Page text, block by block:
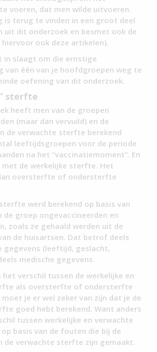
voeren, dat men wilde uitvoeren.
is terug te vinden in een groot deel
uit dit onderzoek en besmet ook de
hiervoor ook deze artikelen).
in slaagt om die ernstige
van één van je hoofdgroepen weg te
oefening van dit onderzoek.
sterfte
heeft men van de groepen
(maar dan vervuild) en de
de verwachte sterfte berekend
leeftijdsgroepen voor de periode
na het “vaccinatiemoment”. En
met de werkelijke sterfte. Het
oversterfte of ondersterfte
werd berekend op basis van
de groep ongevaccineerden en
zoals ze gehaald werden uit de
de huisartsen. Dat betrof deels
gegevens (leeftijd, geslacht,
medische gegevens.
het verschil tussen de werkelijke en
als oversterfte of ondersterfte
je er wel zeker van zijn dat je de
goed hebt berekend. Want anders
tussen werkelijke en verwachte
basis van de fouten die bij de
de verwachte sterfte zijn gemaakt.